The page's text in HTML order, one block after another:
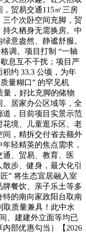
贸易交通115㎡三房
个次卧空间充脚，贸
久栖身无需换房。中
意盎然、静谧舒服。
调。项目打制 “一轴
息互不干扰；项目严
约 33.3 公顷，为年
量糊口” 的罕见机
量，好比充脚的储物
居家办公区域等，全
，目前项目实景示范
花境、儿童逛乐区、老
，精拆交付省去额外
轻精英的焦点需求，
、贸易、教育、医
步、健身，最大化引
” 将生态宜居融入室
餐饮、亲子乐土等多
的南向家政阳台取南
取质量兼具！此中水
、建建外立面等均已
部优惠勾当）【2026